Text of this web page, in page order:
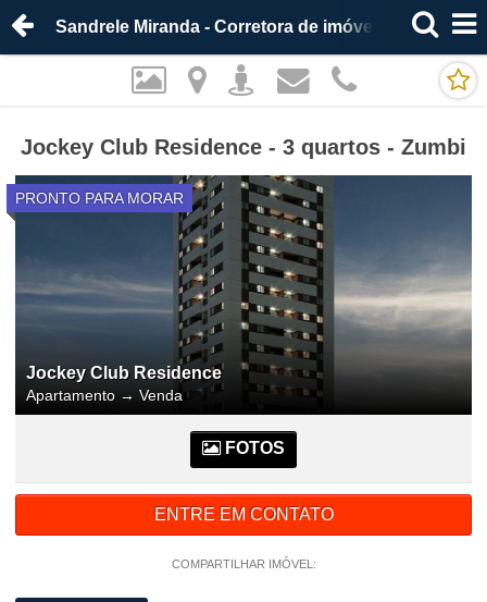
Sandrele Miranda - Corretora de imóveis
Jockey Club Residence - 3 quartos - Zumbi
PRONTO PARA MORAR
Jockey Club Residence
Apartamento → Venda
FOTOS
ENTRE EM CONTATO
COMPARTILHAR IMÓVEL: